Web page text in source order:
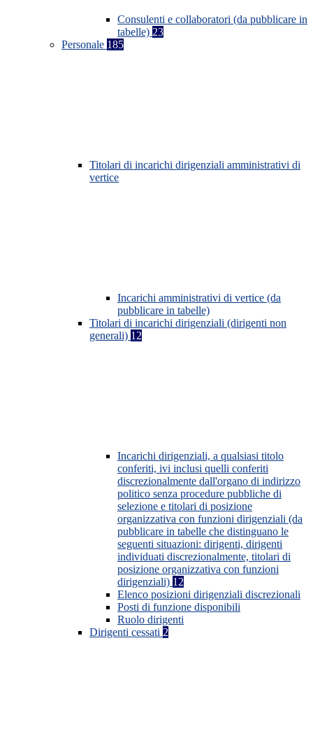
Consulenti e collaboratori (da pubblicare in
tabelle) 23
Personale 185
Titolari di incarichi dirigenziali amministrativi di
vertice
Incarichi amministrativi di vertice (da
pubblicare in tabelle)
Titolari di incarichi dirigenziali (dirigenti non
generali) 12
Incarichi dirigenziali, a qualsiasi titolo
conferiti, ivi inclusi quelli conferiti
discrezionalmente dall'organo di indirizzo
politico senza procedure pubbliche di
selezione e titolari di posizione
organizzativa con funzioni dirigenziali (da
pubblicare in tabelle che distinguano le
seguenti situazioni: dirigenti, dirigenti
individuati discrezionalmente, titolari di
posizione organizzativa con funzioni
dirigenziali) 12
Elenco posizioni dirigenziali discrezionali
Posti di funzione disponibili
Ruolo dirigenti
Dirigenti cessati 2